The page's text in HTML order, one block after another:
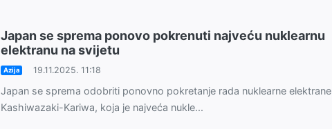
Japan se sprema ponovo pokrenuti najveću nuklearnu
elektranu na svijetu
Azija 19.11.2025. 11:18
Japan se sprema odobriti ponovno pokretanje rada nuklearne elektrane
Kashiwazaki-Kariwa, koja je najveća nukle...